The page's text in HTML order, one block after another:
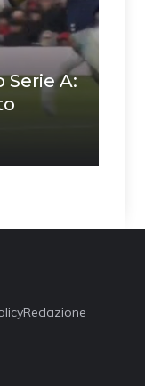
A:
Redazione